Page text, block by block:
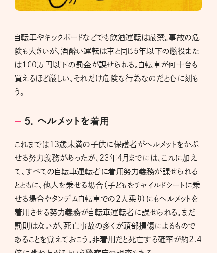
自転車やキックボードなどでも飲酒運転は厳禁。事故の危
険も大きいが、酒酔い運転は車と同じ５年以下の懲役また
は100万円以下の罰金が課せられる。自転車が何十台も
買えるほど厳しい、それだけ危険な行為なのだと心に刻も
う。
5. ヘルメットを着用
これまでは13歳未満の子供に保護者がヘルメットをかぶ
せる努力義務があったが、23年4月までには、これに加え
て、すべての自転車運転者に着用努力義務が課せられる
とともに、他人を乗せる場合（子どもをチャイルドシートに乗
せる場合やタンデム自転車での２人乗り）にもヘルメットを
着用させる努力義務が自転車運転者に課せられる。まだ
罰則はないが、死亡事故の多くが頭部損傷によるもので
あることを覚えておこう。非着用だと死亡する確率が約2.4